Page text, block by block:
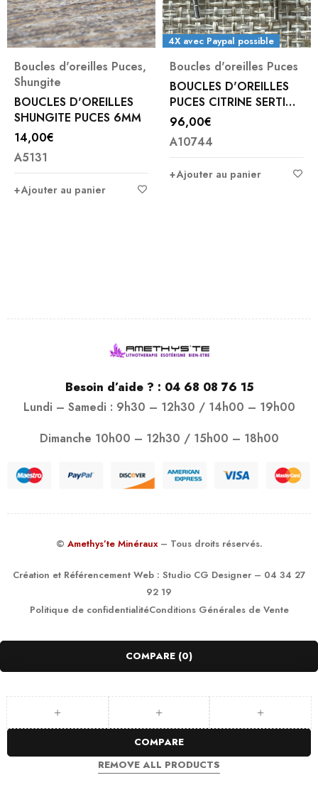
Boucles d'oreilles Puces,
Shungite
BOUCLES D'OREILLES
SHUNGITE PUCES 6MM
14,00€
A5131
Ajouter au panier
4X avec Paypal possible
Boucles d'oreilles Puces
BOUCLES D'OREILLES
PUCES CITRINE SERTI
GRIFFES
96,00€
A10744
Ajouter au panier
Besoin d’aide ? : 04 68 08 76 15
Lundi – Samedi : 9h30 – 12h30 / 14h00 – 19h00
Dimanche 10h00 – 12h30 / 15h00 – 18h00
© Amethys’te Minéraux – Tous droits réservés.
Création et Référencement Web : Studio CG Designer– 04 34 27
92 19
Politique de confidentialitéConditions Générales de Vente
COMPARE (0)
COMPARE
REMOVE ALL PRODUCTS